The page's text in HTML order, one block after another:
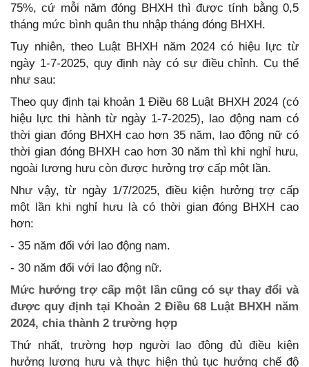
75%, cứ mỗi năm đóng BHXH thì được tính bằng 0,5
tháng mức bình quân thu nhập tháng đóng BHXH.
Tuy nhiên, theo Luật BHXH năm 2024 có hiệu lực từ
ngày 1-7-2025, quy định này có sự điều chỉnh. Cụ thể
như sau:
Theo quy định tại khoản 1 Điều 68 Luật BHXH 2024 (có
hiệu lực thi hành từ ngày 1-7-2025), lao động nam có
thời gian đóng BHXH cao hơn 35 năm, lao động nữ có
thời gian đóng BHXH cao hơn 30 năm thì khi nghỉ hưu,
ngoài lương hưu còn được hưởng trợ cấp một lần.
Như vậy, từ ngày 1/7/2025, điều kiện hưởng trợ cấp
một lần khi nghỉ hưu là có thời gian đóng BHXH cao
hơn:
- 35 năm đối với lao động nam.
- 30 năm đối với lao động nữ.
Mức hưởng trợ cấp một lần cũng có sự thay đổi và
được quy định tại Khoản 2 Điều 68 Luật BHXH năm
2024, chia thành 2 trường hợp
Thứ nhất, trường hợp người lao động đủ điều kiện
hưởng lương hưu và thực hiện thủ tục hưởng chế độ